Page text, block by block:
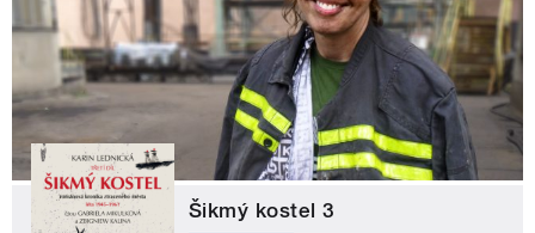
Šikmý kostel 3